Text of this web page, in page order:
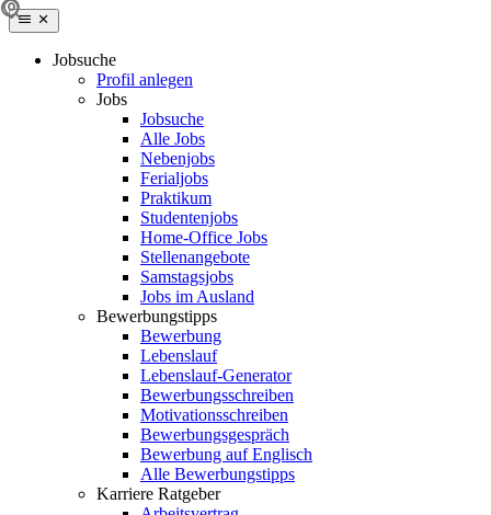
Jobsuche
Profil anlegen
Jobs
Jobsuche
Alle Jobs
Nebenjobs
Ferialjobs
Praktikum
Studentenjobs
Home-Office Jobs
Stellenangebote
Samstagsjobs
Jobs im Ausland
Bewerbungstipps
Bewerbung
Lebenslauf
Lebenslauf-Generator
Bewerbungsschreiben
Motivationsschreiben
Bewerbungsgespräch
Bewerbung auf Englisch
Alle Bewerbungstipps
Karriere Ratgeber